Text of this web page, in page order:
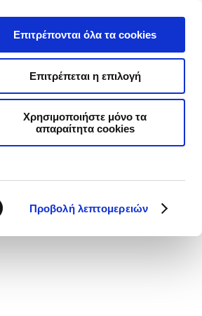
Προβολή λεπτομερειών
Επιτρέπονται όλα τα cookies
Επιτρέπεται η επιλογή
Χρησιμοποιήστε μόνο τα
απαραίτητα cookies